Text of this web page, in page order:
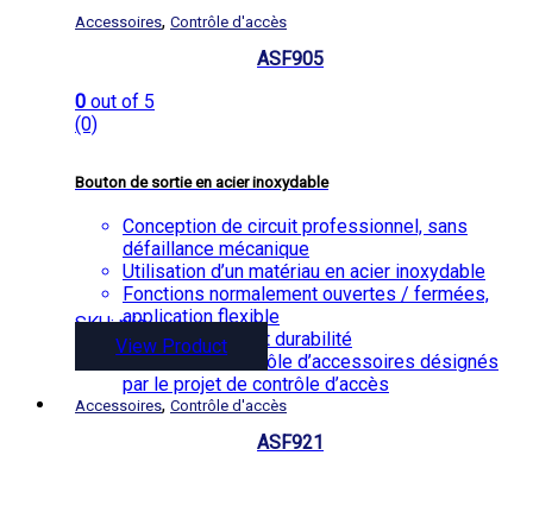
Accessoires, Contrôle d'accès
ASF905
0 out of 5
(0)
Bouton de sortie en acier inoxydable
Conception de circuit professionnel, sans
défaillance mécanique
Utilisation d’un matériau en acier inoxydable
Fonctions normalement ouvertes / fermées,
application flexible
Test de fatigue et durabilité
Produits de contrôle d’accessoires désignés
par le projet de contrôle d’accès
SKU: n/a
View Product
Accessoires, Contrôle d'accès
ASF921